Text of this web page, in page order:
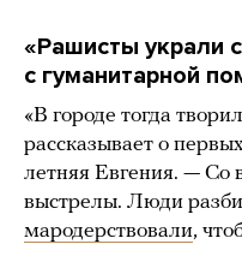
«Рашисты украли
с гуманитарной
«В городе тогда
рассказывает о
летняя Евгения. — Со
выстрелы. Люди
мародерствовали,